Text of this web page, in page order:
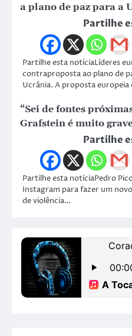
a plano de paz para a
Partilhe
Partilhe esta notíciaLíderes
contraproposta ao plano de
Ucrânia. A proposta
“Sei de fontes
Grafstein é muito
Partilhe
Partilhe esta notíciaPedro
Instagram para fazer um
de violência…